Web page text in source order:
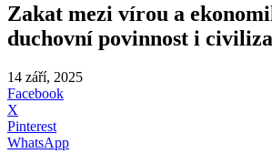
Zakat mezi vírou a
duchovní povinnost i
14 září, 2025
Facebook
X
Pinterest
WhatsApp